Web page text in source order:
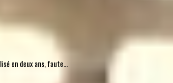
en deux ans, faute...